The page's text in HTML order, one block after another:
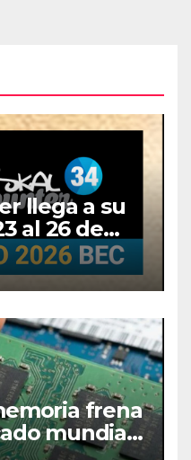
llega a su
al 26 de
frena
mundial